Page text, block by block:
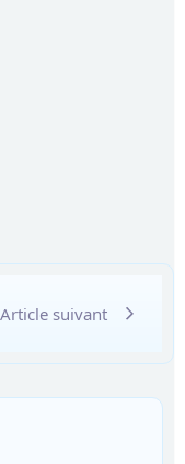
Article suivant